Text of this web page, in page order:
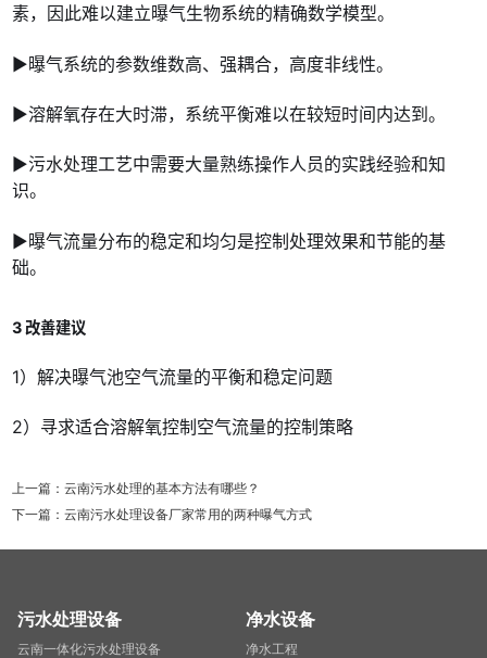
素，因此难以建立曝气生物系统的精确数学模型。
▶曝气系统的参数维数高、强耦合，高度非线性。
▶溶解氧存在大时滞，系统平衡难以在较短时间内达到。
▶污水处理工艺中需要大量熟练操作人员的实践经验和知
识。
▶曝气流量分布的稳定和均匀是控制处理效果和节能的基
础。
3 改善建议
1）解决曝气池空气流量的平衡和稳定问题
2）寻求适合溶解氧控制空气流量的控制策略
上一篇：云南污水处理的基本方法有哪些？
下一篇：云南污水处理设备厂家常用的两种曝气方式
污水处理设备
云南一体化污水处理设备
净水设备
净水工程